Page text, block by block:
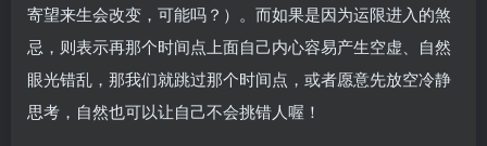
寄望来生会改变，可能吗？）。而如果是因为运限进入的煞
忌，则表示再那个时间点上面自己内心容易产生空虚、自然
眼光错乱，那我们就跳过那个时间点，或者愿意先放空冷静
思考，自然也可以让自己不会挑错人喔！